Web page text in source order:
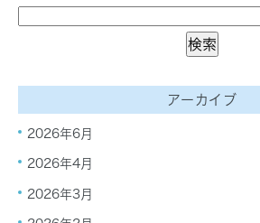
アーカイブ
2026年6月
2026年4月
2026年3月